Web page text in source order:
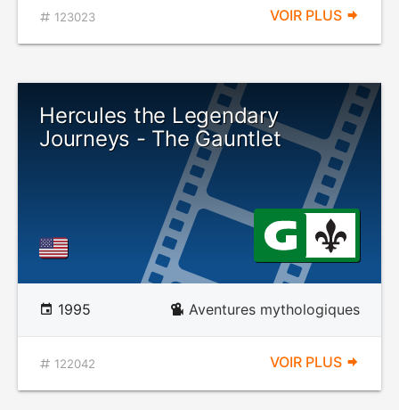
123023 VOIR PLUS
Hercules the Legendary
Journeys - The Gauntlet
1995 Aventures mythologiques
122042 VOIR PLUS